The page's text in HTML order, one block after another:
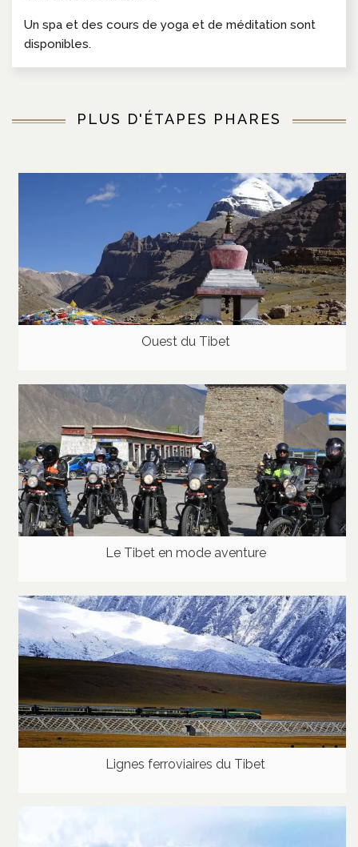
Un spa et des cours de yoga et de méditation sont
disponibles.
PLUS D'ÉTAPES PHARES
Ouest du Tibet
Le Tibet en mode aventure
Lignes ferroviaires du Tibet